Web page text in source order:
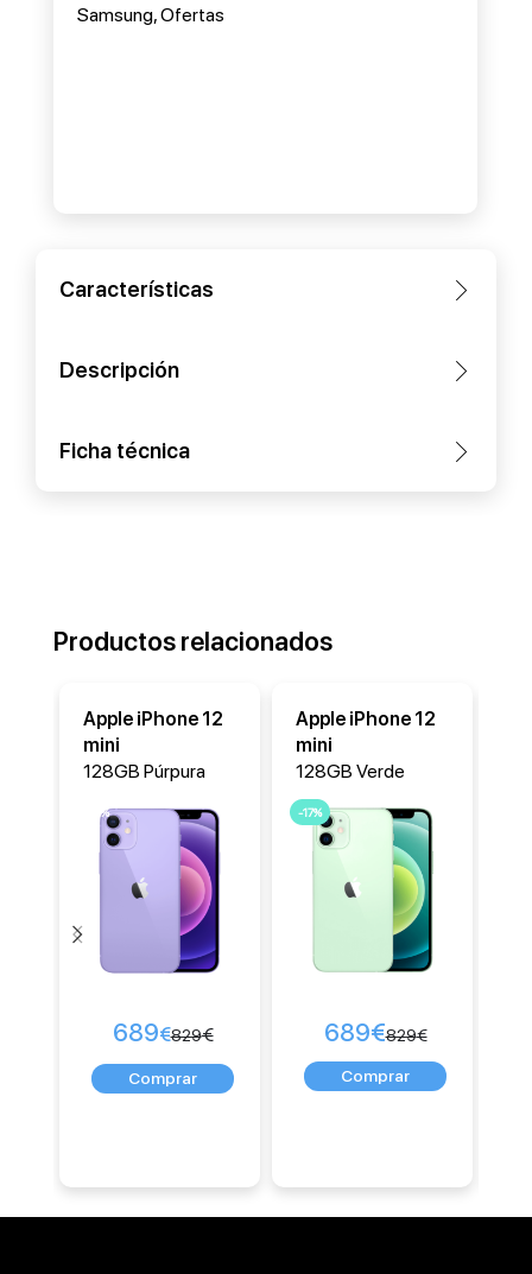
Samsung,Ofertas
Características
Descripción
Ficha técnica
Productos relacionados
Apple iPhone 12
mini
128GB Púrpura
-17%
829€
689€
Apple iPhone 12
mini
128GB Verde
-17%
829€
689€